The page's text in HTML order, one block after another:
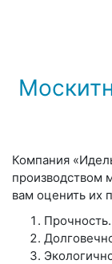
Компания
производством
вам оценить их
Прочность.